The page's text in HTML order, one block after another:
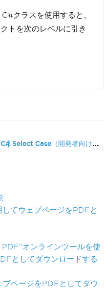
クラスを使用すると、
トを次のレベルに引き
C# Select Case（開発者向けの...
てウェブページをPDFと
オンラインツールを使
としてダウンロードする
ページをPDFとしてダウ